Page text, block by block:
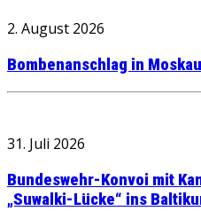
2. August 2026
Bombenanschlag in
31. Juli 2026
Bundeswehr-Konvoi mit
„Suwalki-Lücke“ ins